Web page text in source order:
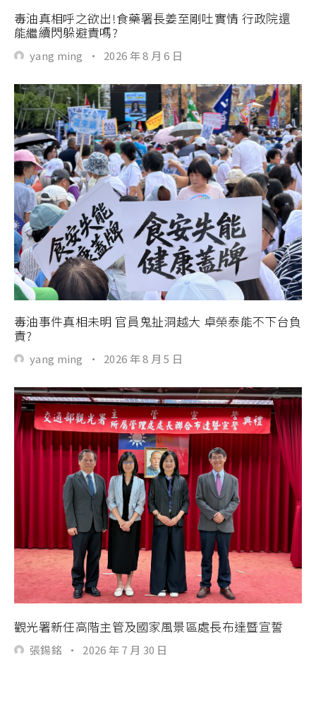
毒油真相呼之欲出!食藥署長姜至剛吐實情 行政院還
能繼續閃躲避責嗎?
yang ming · 2026 年 8 月 6 日
毒油事件真相未明 官員鬼扯洞越大 卓榮泰能不下台負
責?
yang ming · 2026 年 8 月 5 日
觀光署新任高階主管及國家風景區處長布達暨宣誓
張錫銘 · 2026 年 7 月 30 日